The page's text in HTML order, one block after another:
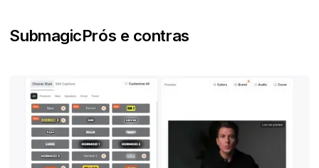
SubmagicPrós e contras